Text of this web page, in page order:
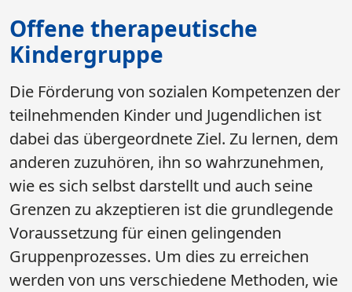
Offene therapeutische
Kindergruppe
Die Förderung von sozialen Kompetenzen der
teilnehmenden Kinder und Jugendlichen ist
dabei das übergeordnete Ziel. Zu lernen, dem
anderen zuzuhören, ihn so wahrzunehmen,
wie es sich selbst darstellt und auch seine
Grenzen zu akzeptieren ist die grundlegende
Voraussetzung für einen gelingenden
Gruppenprozesses. Um dies zu erreichen
werden von uns verschiedene Methoden, wie